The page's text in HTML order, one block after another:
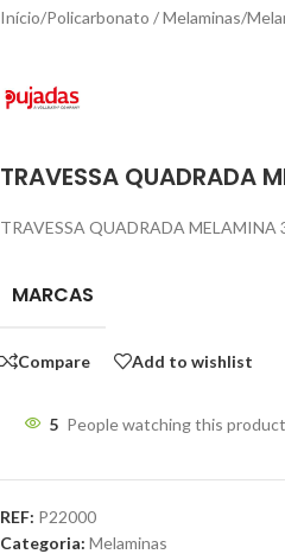
Início/Policarbonato / Melaminas/
TRAVESSA QUADRADA
TRAVESSA QUADRADA MELAMINA
MARCAS
Compare Add to wishlist
5 People watching this
REF: P22000
Categoria: Melaminas